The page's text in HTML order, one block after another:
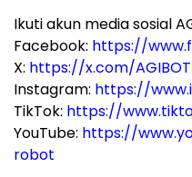
Ikuti akun media sosial
Facebook: https://
X: https://x.com/
Instagram: https://
TikTok: https://
YouTube: https://
robot